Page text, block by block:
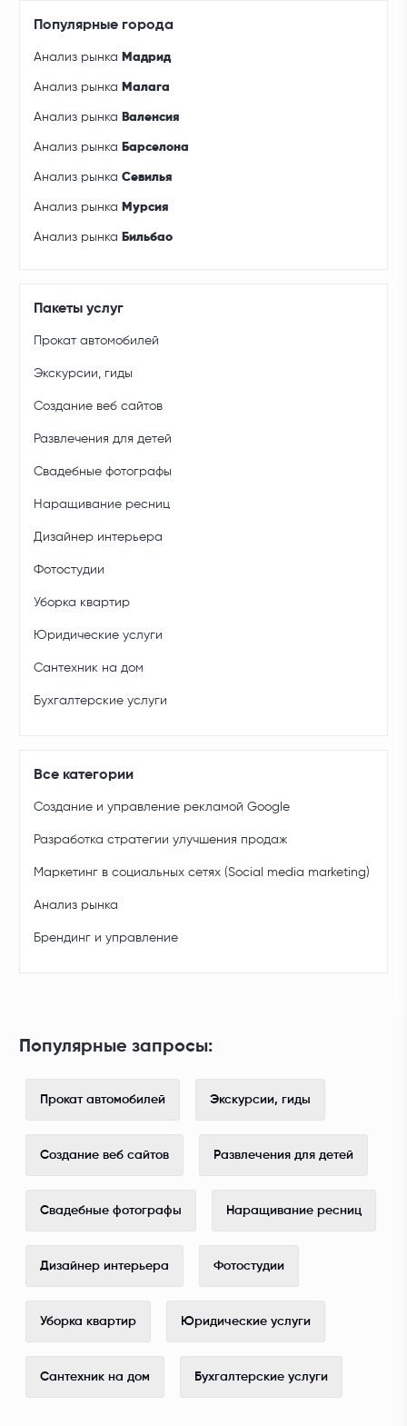
Популярные города
Анализ рынка Мадрид
Анализ рынка Малага
Анализ рынка Валенсия
Анализ рынка Барселона
Анализ рынкаСевилья
Анализ рынка Мурсия
Анализ рынка Бильбао
Пакеты услуг
Прокат автомобилей
Экскурсии, гиды
Создание веб сайтов
Развлечения для детей
Свадебные фотографы
Наращивание ресниц
Дизайнер интерьера
Фотостудии
Уборка квартир
Юридические услуги
Сантехник на дом
Бухгалтерские услуги
Все категории
Создание и управление рекламой Google
Разработка стратегии улучшения продаж
Маркетинг в социальных сетях (Social media marketing)
Анализ рынка
Брендинг и управление
Популярные запросы:
Прокат автомобилей Экскурсии, гиды
Создание веб сайтов Развлечения для детей
Свадебные фотографы Наращивание ресниц
Дизайнер интерьера Фотостудии
Уборка квартир Юридические услуги
Сантехник на дом Бухгалтерские услуги